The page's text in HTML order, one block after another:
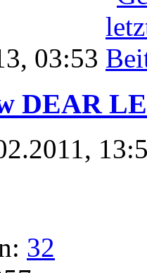
03:53
DEAR
32